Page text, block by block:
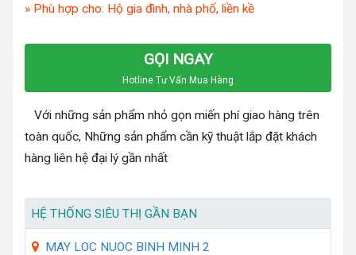
» Phù hợp cho: Hộ gia đình, nhà phố, liền kề
GỌI NGAY
Hotline Tư Vấn Mua Hàng
Với những sản phẩm nhỏ gọn miến phí giao hàng trên
toàn quốc, Những sản phẩm cần kỹ thuật lắp đặt khách
hàng liên hệ đại lý gần nhất
HỆ THỐNG SIÊU THỊ GẦN BẠN
MAY LOC NUOC BINH MINH 2